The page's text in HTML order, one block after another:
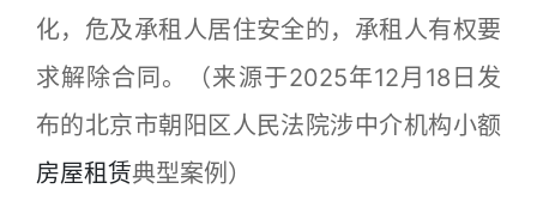
化，危及承租人居住安全的，承租人有权要
求解除合同。（来源于2025年12月18日发
布的北京市朝阳区人民法院涉中介机构小额
房屋租赁典型案例）